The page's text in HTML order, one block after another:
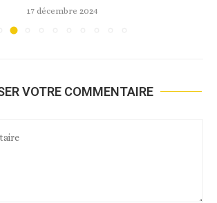
17 décembre 2024
VOTRE COMMENTAIRE